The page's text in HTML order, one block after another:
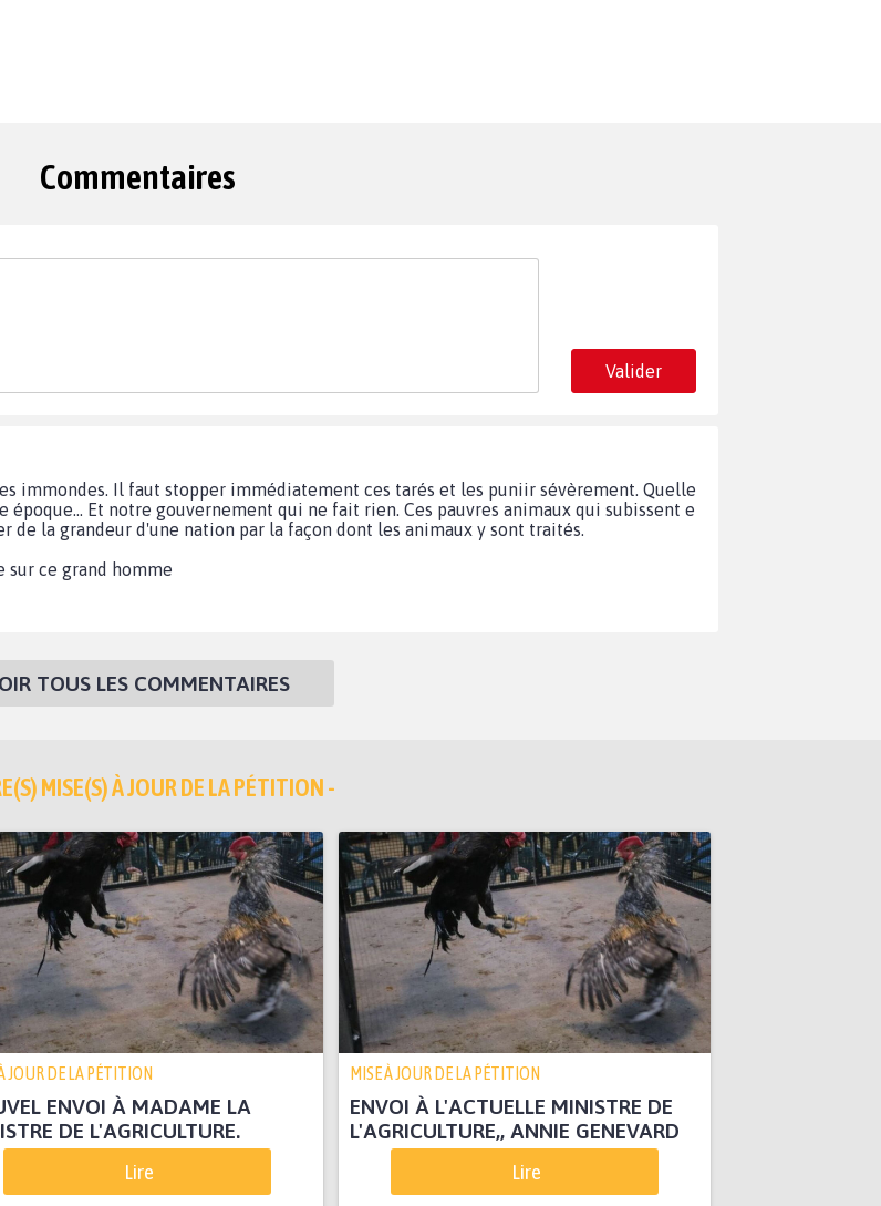
Commentaires
Valider
immondes. Il faut stopper immédiatement ces tarés et les puniir sévèrement. Quelle
Et notre gouvernement qui ne fait rien. Ces pauvres animaux qui subissent e
de la grandeur d'une nation par la façon dont les animaux y sont traités.
ce grand homme
TOUS LES COMMENTAIRES
MISE(S) À JOUR DE LA PÉTITION -
JOUR DE LA PÉTITION
ENVOI À MADAME LA
DE L'AGRICULTURE.
Lire
MISE À JOUR DE LA PÉTITION
ENVOI À L'ACTUELLE MINISTRE DE
L'AGRICULTURE,, ANNIE GENEVARD
Lire